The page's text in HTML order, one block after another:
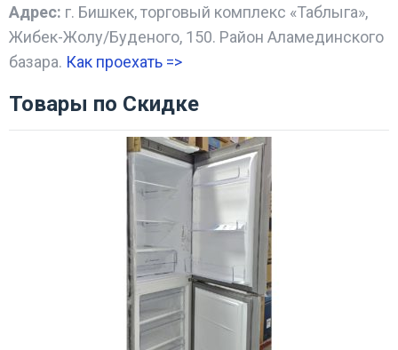
Адрес: г. Бишкек, торговый комплекс «Таблыга»,
Жибек-Жолу/Буденого, 150. Район Аламединского
базара. Как проехать =>
Товары по Скидке